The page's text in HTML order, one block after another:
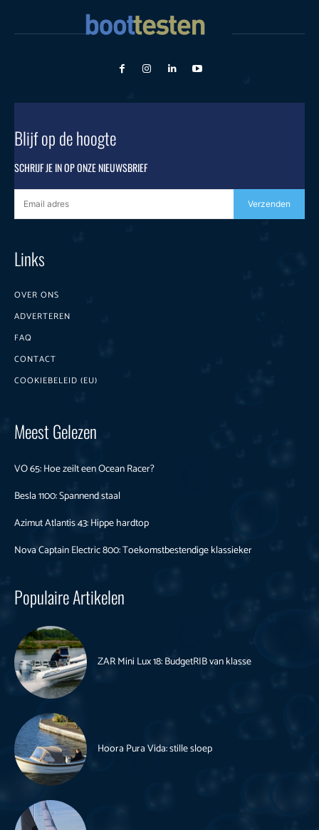
Blijf op de hoogte
SCHRIJF JE IN OP ONZE NIEUWSBRIEF
Verzenden
Links
OVER ONS
ADVERTEREN
FAQ
CONTACT
COOKIEBELEID (EU)
Meest Gelezen
VO 65: Hoe zeilt een Ocean Racer?
Besla 1100: Spannend staal
Azimut Atlantis 43: Hippe hardtop
Nova Captain Electric 800: Toekomstbestendige klassieker
Populaire Artikelen
ZAR Mini Lux 18: BudgetRIB van klasse
Hoora Pura Vida: stille sloep